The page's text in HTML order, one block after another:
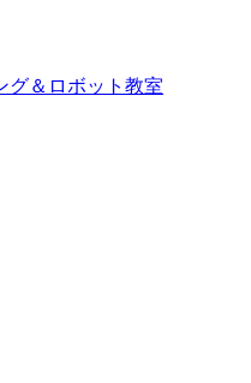
グ＆ロボット教室